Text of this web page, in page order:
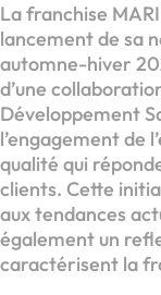
La franchise
lancement de sa
automne-hiver
d’une
Développement
l’engagement de
qualité qui
clients. Cette
aux tendances
également un
caractérisent la